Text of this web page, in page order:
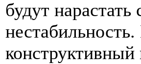
будут
конструктивный